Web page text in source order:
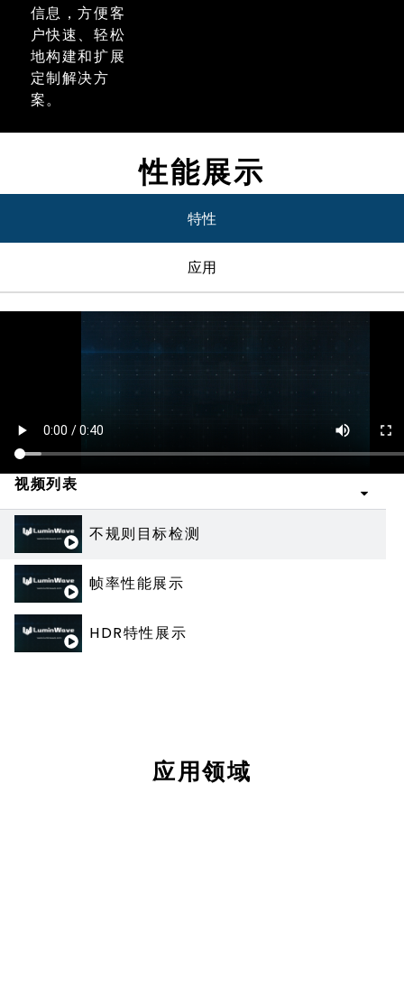
信息，方便客
户快速、轻松
地构建和扩展
定制解决方
案。
性能展示
特性
应用
视频列表
不规则目标检测
帧率性能展示
HDR特性展示
应用领域